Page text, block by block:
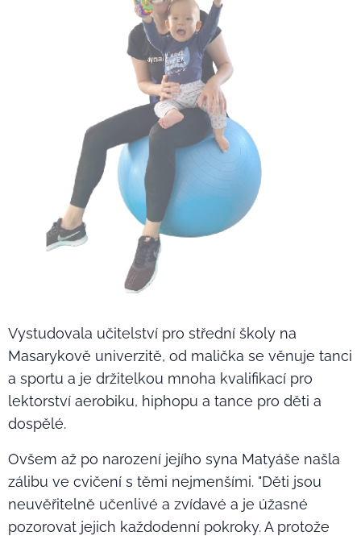
Vystudovala učitelství pro střední školy na
Masarykově univerzitě, od malička se věnuje tanci
a sportu a je držitelkou mnoha kvalifikací pro
lektorství aerobiku, hiphopu a tance pro děti a
dospělé.
Ovšem až po narození jejího syna Matyáše našla
zálibu ve cvičení s těmi nejmenšími. "Děti jsou
neuvěřitelně učenlivé a zvídavé a je úžasné
pozorovat jejich každodenní pokroky. A protože